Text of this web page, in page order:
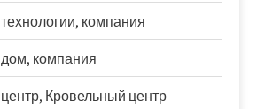
компания
компания
Кровельный центр